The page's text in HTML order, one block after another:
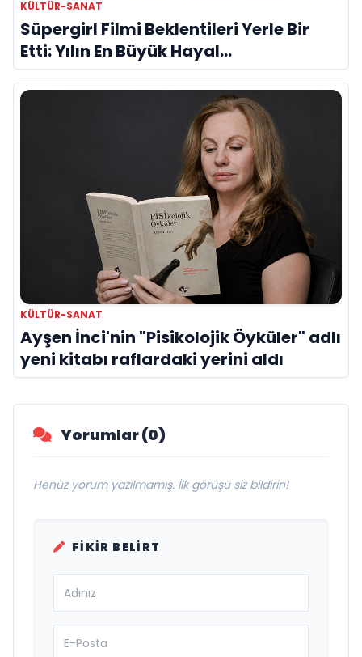
KÜLTÜR-SANAT
Süpergirl Filmi Beklentileri Yerle Bir
Etti: Yılın En Büyük Hayal
Kırıklıklarından Biri mi?
KÜLTÜR-SANAT
Ayşen İnci'nin "Pisikolojik Öyküler" adlı
yeni kitabı raflardaki yerini aldı
Yorumlar (0)
Henüz yorum yazılmamış. İlk görüşü siz bildirin!
FIKIR BELIRT